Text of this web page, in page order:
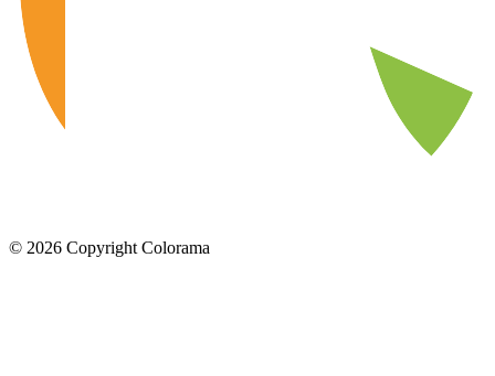
© 2026 Copyright Colorama